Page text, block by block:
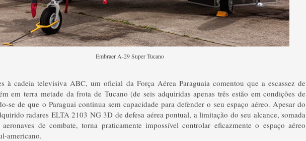
Embraer A-29 Super Tucano
à cadeia televisiva ABC, um oficial da Força Aérea Paraguaia comentou que a escassez de
em terra metade da frota de Tucano (de seis adquiridas apenas três estão em condições de
se de que o Paraguai continua sem capacidade para defender o seu espaço aéreo. Apesar do
radares ELTA 2103 NG 3D de defesa aérea pontual, a limitação do seu alcance, somada
aeronaves de combate, torna praticamente impossível controlar eficazmente o espaço aéreo
americano.